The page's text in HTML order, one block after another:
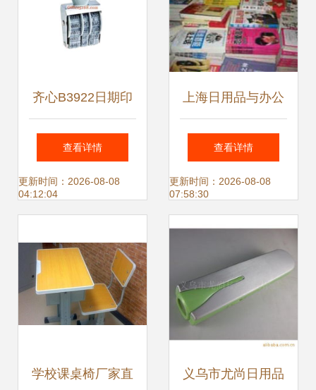
齐心B3922日期印
财务行政工作中的
得力助手
查看详情
更新时间：2026-08-08
04:12:04
上海日用品与办公
用品 从销毁处置到
销售流通的全流程
解析
查看详情
更新时间：2026-08-08
07:58:30
学校课桌椅厂家直 义乌市尤尚日用品